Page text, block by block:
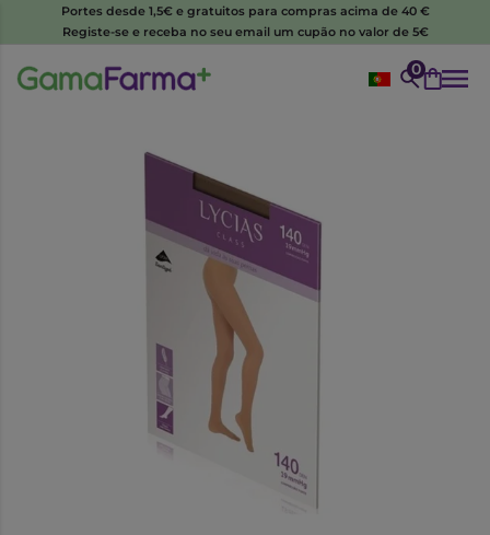
Portes desde 1,5€ e gratuitos para compras acima de 40 €
Registe-se e receba no seu email um cupão no valor de 5€
0